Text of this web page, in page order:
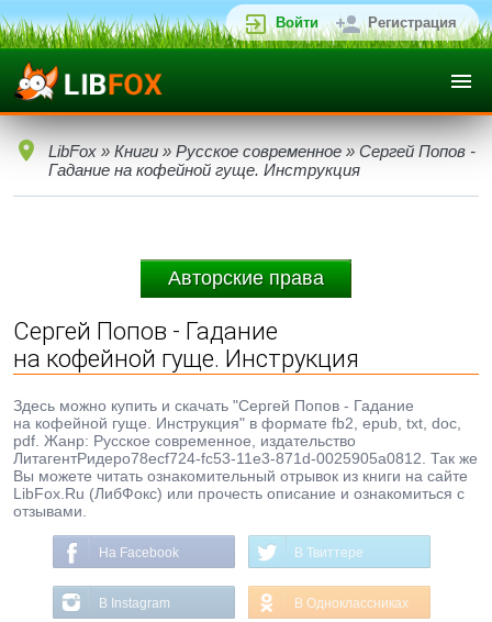
Войти Регистрация
LibFox » Книги » Русское современное » Сергей Попов -
Гадание на кофейной гуще. Инструкция
Авторские права
Сергей Попов - Гадание
на кофейной гуще. Инструкция
Здесь можно купить и скачать "Сергей Попов - Гадание
на кофейной гуще. Инструкция" в формате fb2, epub, txt, doc,
pdf. Жанр: Русское современное, издательство
ЛитагентРидеро78ecf724-fc53-11e3-871d-0025905a0812. Так же
Вы можете читать ознакомительный отрывок из книги на сайте
LibFox.Ru (ЛибФокс) или прочесть описание и ознакомиться с
отзывами.
На Facebook В Твиттере
В Instagram В Одноклассниках